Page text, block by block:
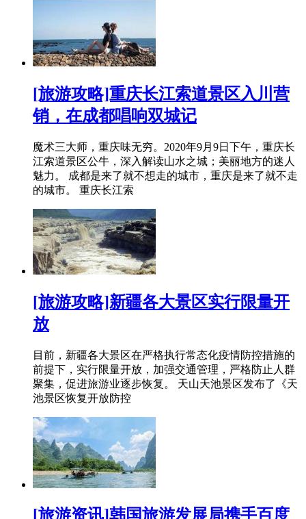
[旅游攻略]重庆长江索道景区入川营
销，在成都唱响双城记
魔术三大师，重庆味无穷。2020年9月9日下午，重庆长
江索道景区公牛，深入解读山水之城；美丽地方的迷人
魅力。 成都是来了就不想走的城市，重庆是来了就不走
的城市。 重庆长江索
[旅游攻略]新疆各大景区实行限量开
放
目前，新疆各大景区在严格执行常态化疫情防控措施的
前提下，实行限量开放，加强交通管理，严格防止人群
聚集，促进旅游业逐步恢复。 天山天池景区发布了《天
池景区恢复开放防控
[旅游资讯]韩国旅游发展局携手百度